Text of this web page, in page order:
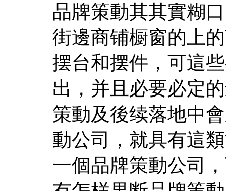
品牌策動其其實糊
街邊商铺橱窗的上
摆台和摆件，可這
出，并且必要必定
策動及後续落地中
動公司，就具有這
一個品牌策動公司